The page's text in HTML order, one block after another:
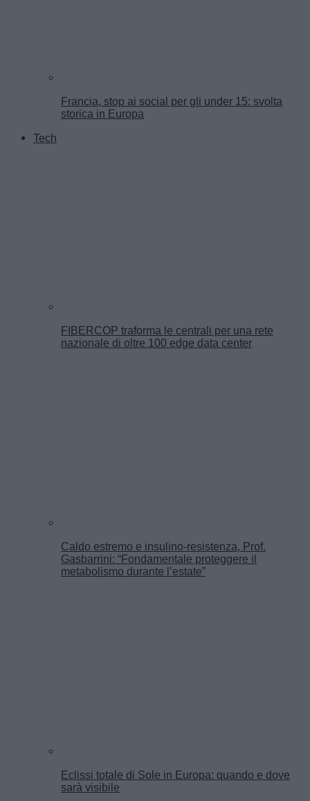
Francia, stop ai social per gli under 15: svolta
storica in Europa
Tech
FIBERCOP traforma le centrali per una rete
nazionale di oltre 100 edge data center
Caldo estremo e insulino-resistenza, Prof.
Gasbarrini: “Fondamentale proteggere il
metabolismo durante l’estate”
Eclissi totale di Sole in Europa: quando e dove
sarà visibile